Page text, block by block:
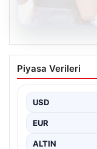
Kelebek
İletişimin
İnternet
çeşitli…
Piyasa Verileri
USD
EUR
ALTIN